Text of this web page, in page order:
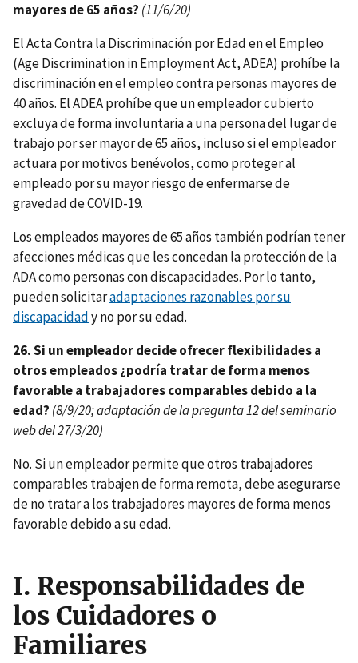
mayores de 65 años? (11/6/20)
El Acta Contra la Discriminación por Edad en el Empleo
(Age Discrimination in Employment Act, ADEA) prohíbe la
discriminación en el empleo contra personas mayores de
40 años. El ADEA prohíbe que un empleador cubierto
excluya de forma involuntaria a una persona del lugar de
trabajo por ser mayor de 65 años, incluso si el empleador
actuara por motivos benévolos, como proteger al
empleado por su mayor riesgo de enfermarse de
gravedad de COVID-19.
Los empleados mayores de 65 años también podrían tener
afecciones médicas que les concedan la protección de la
ADA como personas con discapacidades. Por lo tanto,
pueden solicitaradaptaciones razonables por su
discapacidady no por su edad.
26. Si un empleador decide ofrecer flexibilidades a
otros empleados ¿podría tratar de forma menos
favorable a trabajadores comparables debido a la
edad? (8/9/20; adaptación de la pregunta 12 del seminario
web del 27/3/20)
No. Si un empleador permite que otros trabajadores
comparables trabajen de forma remota, debe asegurarse
de no tratar a los trabajadores mayores de forma menos
favorable debido a su edad.
I. Responsabilidades de
los Cuidadores o
Familiares